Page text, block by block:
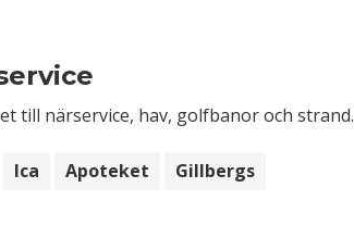
till närservice, hav, golfbanor och strand.
Ica Apoteket Gillbergs